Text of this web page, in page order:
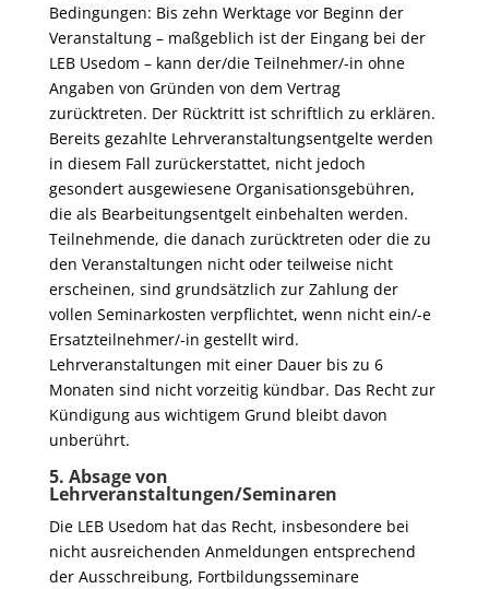
Bedingungen: Bis zehn Werktage vor Beginn der
Veranstaltung – maßgeblich ist der Eingang bei der
LEB Usedom – kann der/die Teilnehmer/-in ohne
Angaben von Gründen von dem Vertrag
zurücktreten. Der Rücktritt ist schriftlich zu erklären.
Bereits gezahlte Lehrveranstaltungsentgelte werden
in diesem Fall zurückerstattet, nicht jedoch
gesondert ausgewiesene Organisationsgebühren,
die als Bearbeitungsentgelt einbehalten werden.
Teilnehmende, die danach zurücktreten oder die zu
den Veranstaltungen nicht oder teilweise nicht
erscheinen, sind grundsätzlich zur Zahlung der
vollen Seminarkosten verpflichtet, wenn nicht ein/-e
Ersatzteilnehmer/-in gestellt wird.
Lehrveranstaltungen mit einer Dauer bis zu 6
Monaten sind nicht vorzeitig kündbar. Das Recht zur
Kündigung aus wichtigem Grund bleibt davon
unberührt.
5. Absage von
Lehrveranstaltungen/Seminaren
Die LEB Usedom hat das Recht, insbesondere bei
nicht ausreichenden Anmeldungen entsprechend
der Ausschreibung, Fortbildungsseminare